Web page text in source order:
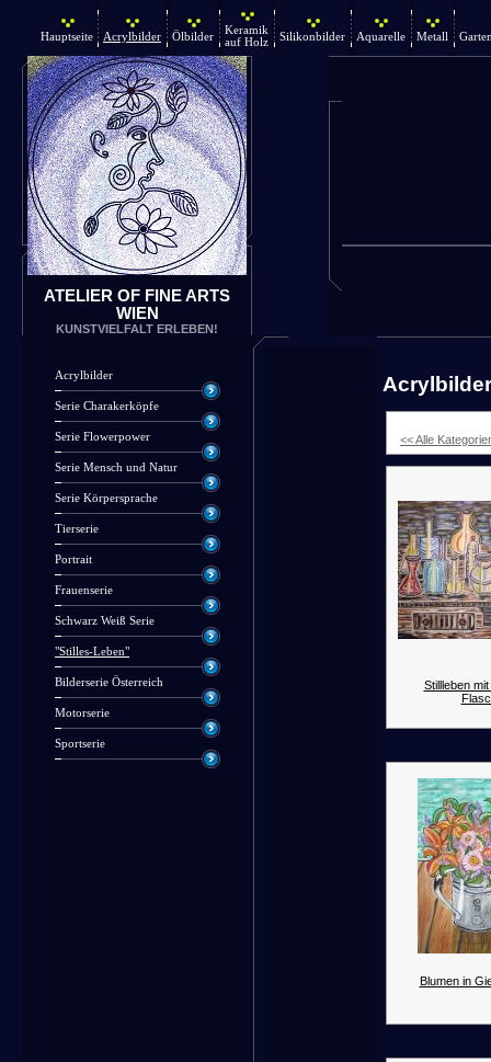
Hauptseite Acrylbilder Ölbilder
Keramik
auf Holz
Silikonbilder Aquarelle Metall
ATELIER OF FINE ARTS
WIEN
KUNSTVIELFALT ERLEBEN!
Acrylbilder
Serie Charakerköpfe
Serie Flowerpower
Serie Mensch und Natur
Serie Körpersprache
Tierserie
Portrait
Frauenserie
Schwarz Weiß Serie
"Stilles-Leben"
Bilderserie Österreich
Motorserie
Sportserie
Acrylbilder
<< Alle
Stillleben
Blumen in